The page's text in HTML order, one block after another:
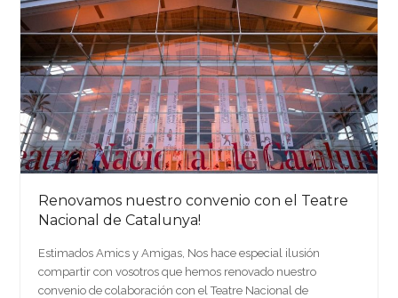
Renovamos nuestro convenio con el Teatre
Nacional de Catalunya!
Estimados Amics y Amigas, Nos hace especial ilusión
compartir con vosotros que hemos renovado nuestro
convenio de colaboración con el Teatre Nacional de